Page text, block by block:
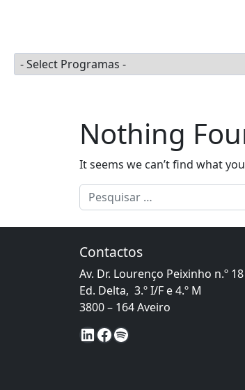
Nothing
It seems we can’t find what
Pesquisar por:
Contactos
Av. Dr. Lourenço Peixinho n.º 18
Ed. Delta, 3.º I/F e 4.º M
3800 – 164 Aveiro
LinkedIn
Facebook
Spotify